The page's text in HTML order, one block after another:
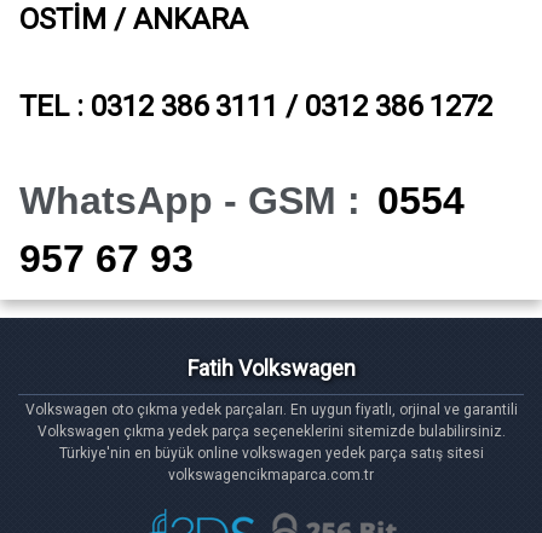
OSTİM / ANKARA
TEL : 0312 386 3111 / 0312 386 1272
WhatsApp - GSM : 0554
957 67 93
Fatih Volkswagen
Volkswagen oto çıkma yedek parçaları. En uygun fiyatlı, orjinal ve garantili
Volkswagen çıkma yedek parça seçeneklerini sitemizde bulabilirsiniz.
Türkiye'nin en büyük online volkswagen yedek parça satış sitesi
volkswagencikmaparca.com.tr